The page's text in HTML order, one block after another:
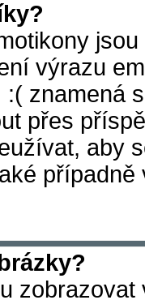
výrazu
znamená
přes
aby